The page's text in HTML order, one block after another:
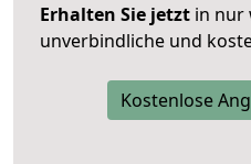
Erhalten Sie jetzt in nur
unverbindliche und
Kostenlose